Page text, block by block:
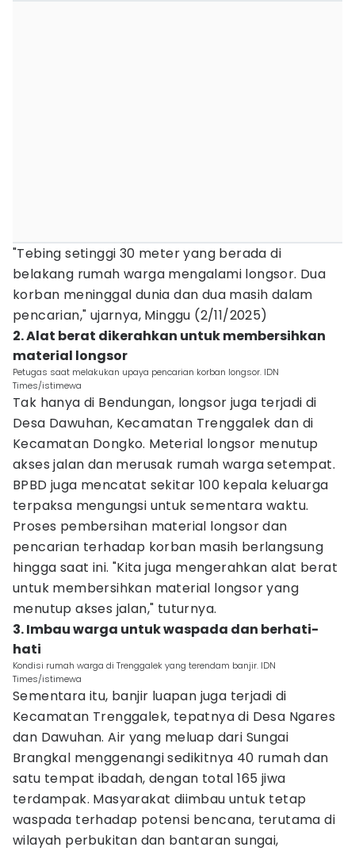
"Tebing setinggi 30 meter yang berada di
belakang rumah warga mengalami longsor. Dua
korban meninggal dunia dan dua masih dalam
pencarian," ujarnya, Minggu (2/11/2025)
2. Alat berat dikerahkan untuk membersihkan
material longsor
Petugas saat melakukan upaya pencarian korban longsor. IDN
Times/istimewa
Tak hanya di Bendungan, longsor juga terjadi di
Desa Dawuhan, Kecamatan Trenggalek dan di
Kecamatan Dongko. Meterial longsor menutup
akses jalan dan merusak rumah warga setempat.
BPBD juga mencatat sekitar 100 kepala keluarga
terpaksa mengungsi untuk sementara waktu.
Proses pembersihan material longsor dan
pencarian terhadap korban masih berlangsung
hingga saat ini. "Kita juga mengerahkan alat berat
untuk membersihkan material longsor yang
menutup akses jalan," tuturnya.
3. Imbau warga untuk waspada dan berhati-
hati
Kondisi rumah warga di Trenggalek yang terendam banjir. IDN
Times/istimewa
Sementara itu, banjir luapan juga terjadi di
Kecamatan Trenggalek, tepatnya di Desa Ngares
dan Dawuhan. Air yang meluap dari Sungai
Brangkal menggenangi sedikitnya 40 rumah dan
satu tempat ibadah, dengan total 165 jiwa
terdampak. Masyarakat diimbau untuk tetap
waspada terhadap potensi bencana, terutama di
wilayah perbukitan dan bantaran sungai,